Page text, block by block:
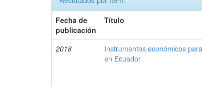
Fecha de
publicación
Título
2018
Instrumentos económicos
en Ecuador